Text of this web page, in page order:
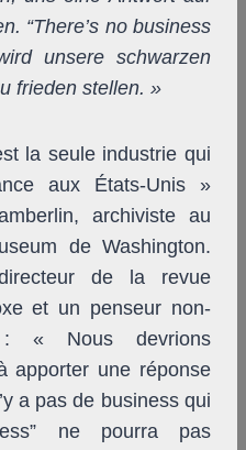
“There’s no business
unsere schwarzen
frieden stellen. »
la seule industrie qui
aux États-Unis »
archiviste au
de Washington.
de la revue
et un penseur non-
« Nous devrions
apporter une réponse
a pas de business qui
ne pourra pas